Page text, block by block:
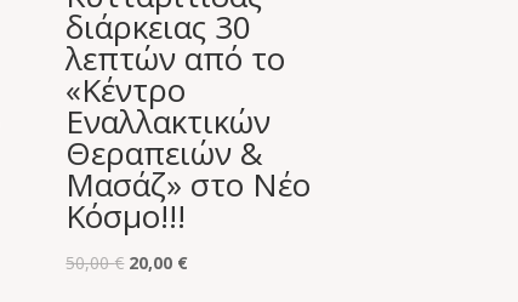
διάρκειας 30
λεπτών από το
«Κέντρο
Εναλλακτικών
Θεραπειών &
Μασάζ» στο Νέο
Κόσμο!!!
50,00€ Original
20,00 €